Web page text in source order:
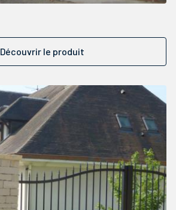
Découvrir le produit